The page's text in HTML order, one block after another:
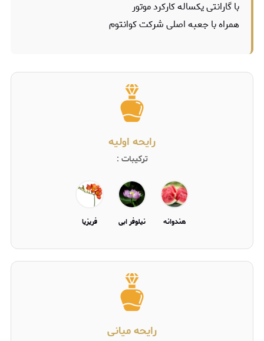
رایحه اولیه
ترکیبات :
هندوانه نیلوفر ابی فریزیا
رایحه میانی